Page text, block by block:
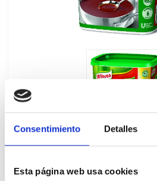
Consentimiento Detalles
Esta página web usa cookies